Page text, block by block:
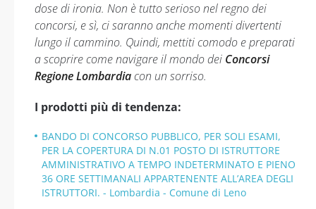
dose di ironia. Non è tutto serioso nel regno dei
concorsi, e sì, ci saranno anche momenti divertenti
lungo il cammino. Quindi, mettiti comodo e preparati
a scoprire come navigare il mondo dei Concorsi
Regione Lombardiacon un sorriso.
I prodotti più di tendenza:
BANDO DI CONCORSO PUBBLICO, PER SOLI ESAMI,
PER LA COPERTURA DI N.01 POSTO DI ISTRUTTORE
AMMINISTRATIVO A TEMPO INDETERMINATO E PIENO
36 ORE SETTIMANALI APPARTENENTE ALL’AREA DEGLI
ISTRUTTORI. - Lombardia - Comune di Leno